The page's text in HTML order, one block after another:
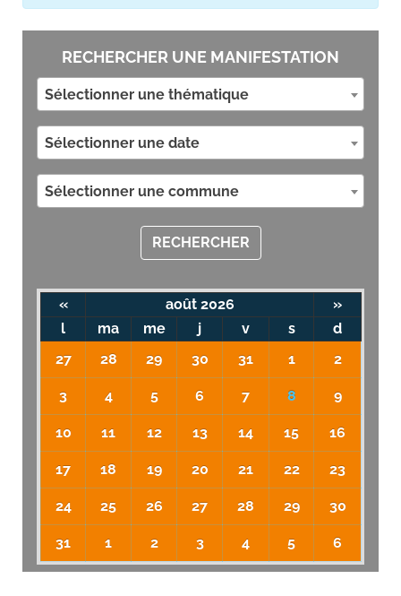
RECHERCHER UNE MANIFESTATION
Sélectionner une thématique
Sélectionner une date
Sélectionner une commune
RECHERCHER
« août 2026
»
l
ma me j v s
d
27
28 29 30 31 1 2
3 4 5 6 7 8 9
10 11 12 13 14 15 16
17 18 19 20 21 22 23
24 25 26 27 28 29 30
31 1 2 3 4 5 6